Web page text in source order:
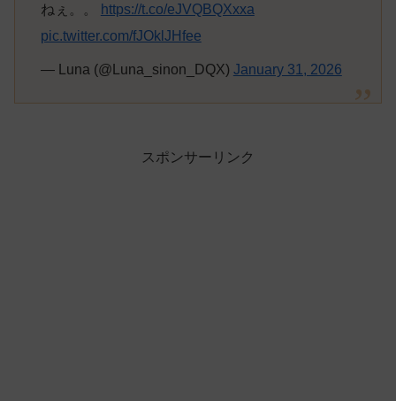
ねぇ。。
https://t.co/eJVQBQXxxa
pic.twitter.com/fJOklJHfee
— Luna (@Luna_sinon_DQX) January 31, 2026
スポンサーリンク